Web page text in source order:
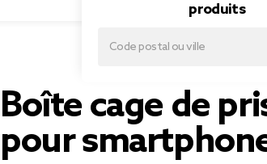
produits
Boîte cage de
pour